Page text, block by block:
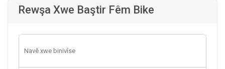
Rewşa Xwe Baştir Fêm Bike